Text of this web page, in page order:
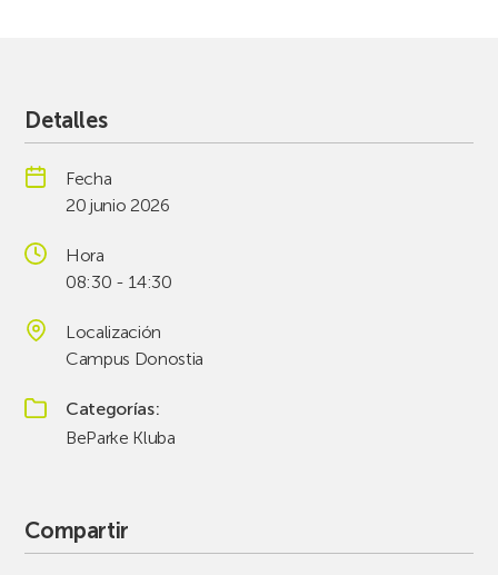
Detalles
Fecha
20 junio 2026
Hora
08:30 - 14:30
Localización
Campus Donostia
Categorías
BeParke Kluba
Compartir